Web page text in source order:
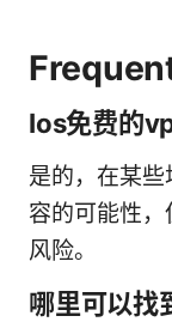
Ios免费的
是的，在某
容的可能性
风险。
哪里可以找